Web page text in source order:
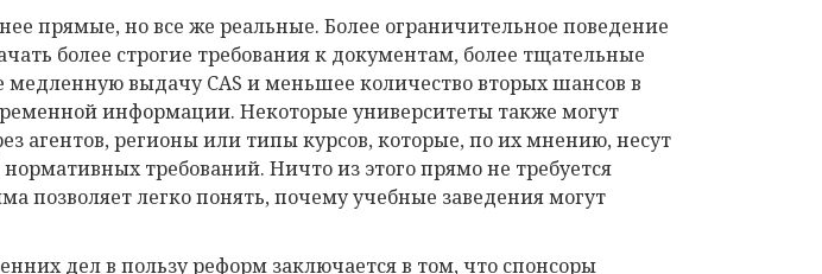
прямые, но все же реальные. Более ограничительное поведение
более строгие требования к документам, более тщательные
медленную выдачу CAS и меньшее количество вторых шансов в
информации. Некоторые университеты также могут
агентов, регионы или типы курсов, которые, по их мнению, несут
требований. Ничто из этого прямо не требуется
позволяет легко понять, почему учебные заведения могут
дел в пользу реформ заключается в том, что спонсоры